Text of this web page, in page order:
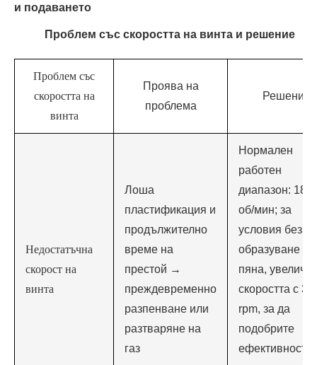
и подаването
Проблем със скоростта на винта и решение
Проблем със
скоростта на
винта
Проява на
проблема
Решение
Недостатъчна
скорост на
винта
Лоша
пластификация и
продължително
време на
престой →
преждевременно
разпенване или
разтваряне на
газ
Нормален
работен
диапазон: 18-
об/мин; за
условия без
образуване на
пяна,
скоростта с 3-5
rpm, за да
подобрите